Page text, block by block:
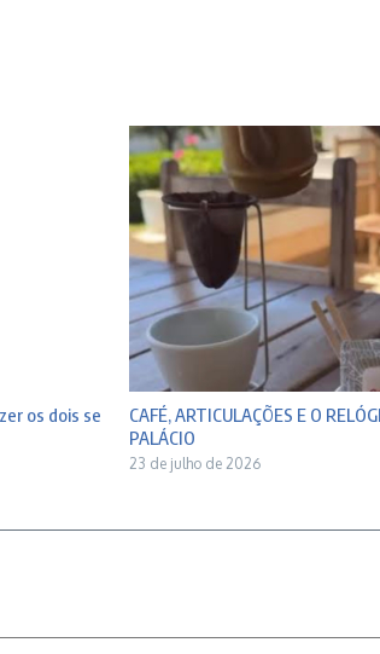
os dois se
CAFÉ, ARTICULAÇÕES E O
PALÁCIO
23 de julho de 2026